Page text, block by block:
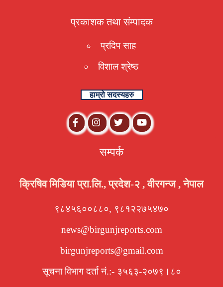
प्रकाशक तथा संम्पादक
प्रदिप साह
विशाल श्रेष्ठ
हाम्रो सदस्यहरु
सम्पर्क
क्रिषिव मिडिया प्रा.लि., प्रदेश-२ , वीरगन्ज , नेपाल
९८४५६००८८०, ९८१२२७५४७०
news@birgunjreports.com
birgunjreports@gmail.com
सूचना विभाग दर्ता नं.:- ३५६३-२०७९।८०